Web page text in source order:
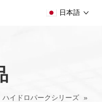
日本語
ハイドロパークシリーズ »